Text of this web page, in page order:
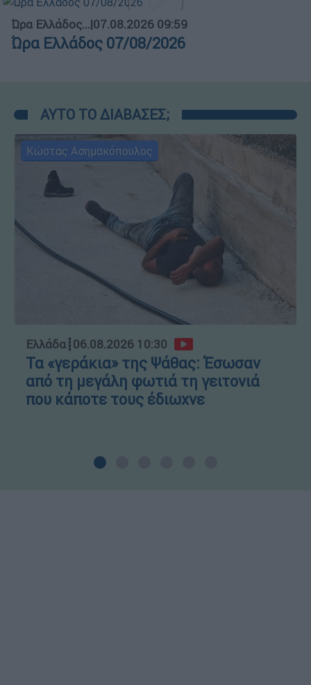
Ώρα Ελλάδος...|07.08.2026 09:59
Ώρα Ελλάδος 07/08/2026
ΑΥΤΟ ΤΟ ΔΙΑΒΑΣΕΣ;
Κώστας Ασημακόπουλος
Ελλάδα┋06.08.2026 10:30
Τα «γεράκια» της Ψάθας: Έσωσαν
από τη μεγάλη φωτιά τη γειτονιά
που κάποτε τους έδιωχνε